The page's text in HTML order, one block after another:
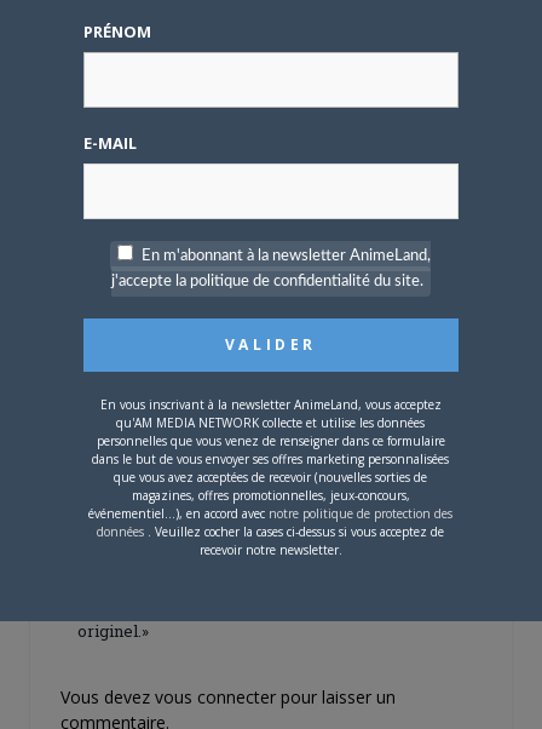
– Spécial Posters est
Une nouvelle série TV
Digimon en préparation
4 JUILLET 2026 0
[Entretien] Mokochan : «
Lors des prémices du
originel.»
Vous devez vous connecter pour laisser un
commentaire.
PRÉNOM
E-MAIL
En m'abonnant à la newsletter AnimeLand,
j'accepte la politique de confidentialité du site.
En vous inscrivant à la newsletter AnimeLand, vous acceptez
qu'AM MEDIA NETWORK collecte et utilise les données
personnelles que vous venez de renseigner dans ce formulaire
dans le but de vous envoyer ses offres marketing personnalisées
que vous avez acceptées de recevoir (nouvelles sorties de
magazines, offres promotionnelles, jeux-concours,
événementiel...), en accord avec notre politique de protection des
données . Veuillez cocher la cases ci-dessus si vous acceptez de
recevoir notre newsletter.